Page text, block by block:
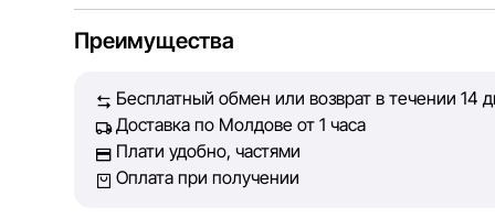
Каждый день мы работаем над тем, чтобы
Наша цель — обеспечить вас достоверной
принять лучшее решение о покупке.
Однако, несмотря на постоянный контроль,
Преимущества
Бесплатный обмен или возврат в течении 14
Доставка по Молдове от 1 часа
Плати удобно, частями
Оплата при получении